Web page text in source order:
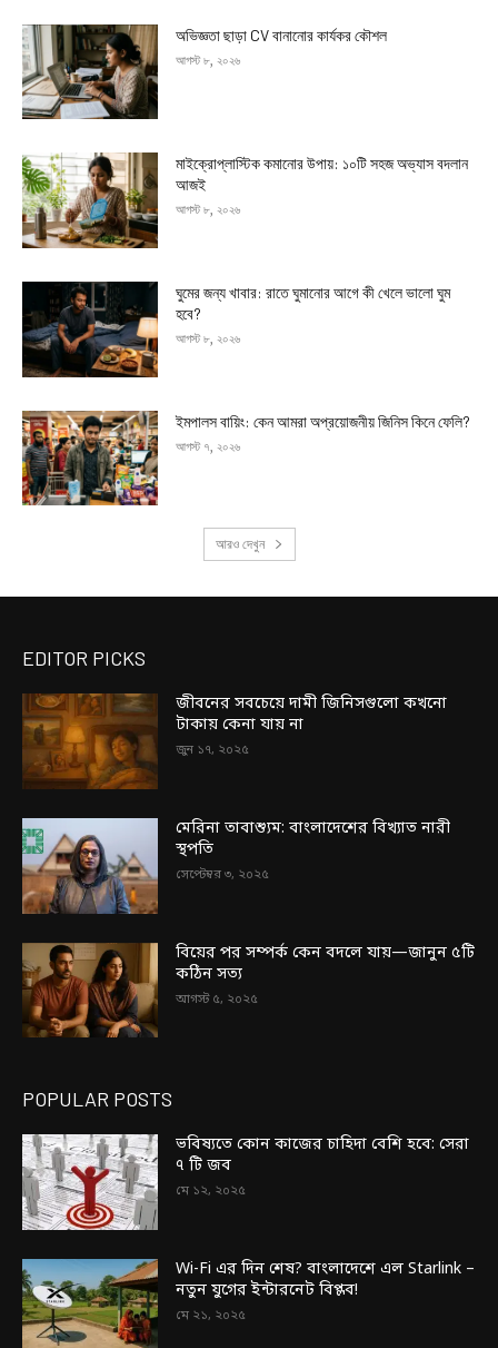
অভিজ্ঞতা ছাড়া CV বানানোর কার্যকর কৌশল
আগস্ট ৮, ২০২৬
মাইক্রোপ্লাস্টিক কমানোর উপায়: ১০টি সহজ অভ্যাস বদলান
আজই
আগস্ট ৮, ২০২৬
ঘুমের জন্য খাবার: রাতে ঘুমানোর আগে কী খেলে ভালো ঘুম
হবে?
আগস্ট ৮, ২০২৬
ইমপালস বায়িং: কেন আমরা অপ্রয়োজনীয় জিনিস কিনে ফেলি?
আগস্ট ৭, ২০২৬
আরও দেখুন
EDITOR PICKS
জীবনের সবচেয়ে দামী জিনিসগুলো কখনো
টাকায় কেনা যায় না
জুন ১৭, ২০২৫
মেরিনা তাবাশ্যুম: বাংলাদেশের বিখ্যাত নারী
স্থপতি
সেপ্টেম্বর ৩, ২০২৫
বিয়ের পর সম্পর্ক কেন বদলে যায়—জানুন ৫টি
কঠিন সত্য
আগস্ট ৫, ২০২৫
POPULAR POSTS
ভবিষ্যতে কোন কাজের চাহিদা বেশি হবে: সেরা
৭ টি জব
মে ১২, ২০২৫
Wi-Fi এর দিন শেষ? বাংলাদেশে এল Starlink –
নতুন যুগের ইন্টারনেট বিপ্লব!
মে ২১, ২০২৫